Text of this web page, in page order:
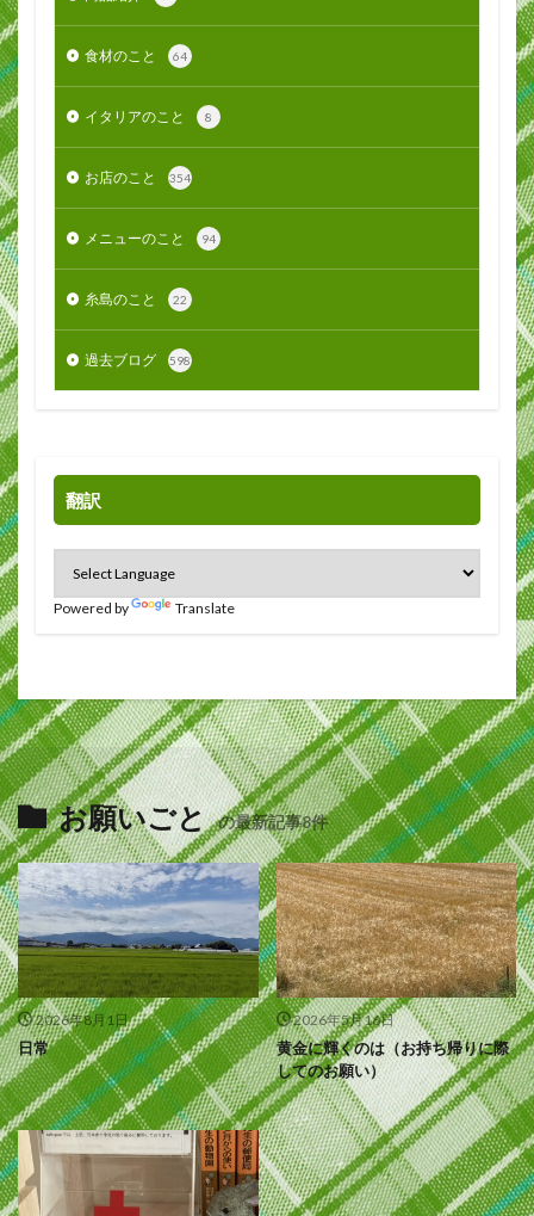
食材のこと 64
イタリアのこと 8
お店のこと 354
メニューのこと 94
糸島のこと 22
過去ブログ 598
翻訳
Powered by Translate
お願いごと の最新記事8件
2026年8月1日
日常
2026年5月16日
黄金に輝くのは（お持ち帰りに際
してのお願い）